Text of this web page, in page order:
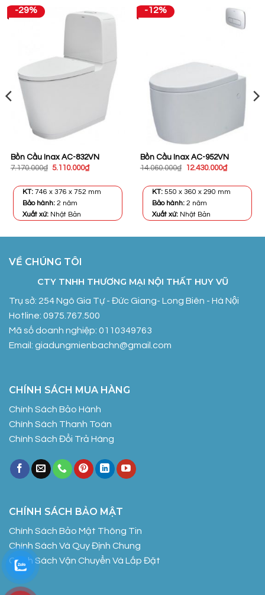
-29%
Bồn Cầu Inax AC-832VN
7.170.000₫ Giá
7.170.000₫.
5.110.000₫Giá
là:
KT: 746 x 376 x 752 mm
Bảo hành:2 năm
Xuất xứ: Nhật Bản
-12%
Bồn Cầu Inax AC-952VN
14.060.000₫
Giá
14.060.000₫.
12.430.000₫Giá
là:
KT: 550 x 360 x 290 mm
Bảo hành:2 năm
Xuất xứ: Nhật Bản
VỀ CHÚNG TÔI
CTY TNHH THƯƠNG MẠI NỘI THẤT HUY VŨ
Trụ sở: 254 Ngô Gia Tự - Đức Giang- Long Biên - Hà Nội
Hotline: 0975.767.500
Mã số doanh nghiệp: 0110349763
Email: giadungmienbachn@gmail.com
CHÍNH SÁCH MUA HÀNG
Chính Sách Bảo Hành
Chính Sách Thanh Toán
Chính Sách Đổi Trả Hàng
CHÍNH SÁCH BẢO MẬT
Chính Sách Bảo Mật Thông Tin
Chính Sách Và Quy Định Chung
Chính Sách Vận Chuyển Và Lắp Đặt